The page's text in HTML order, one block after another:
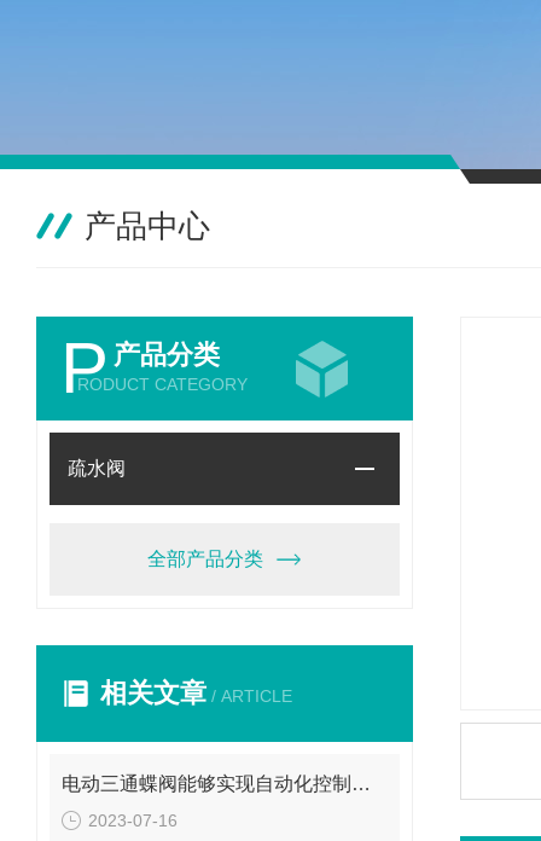
产品中心
P 产品分类
RODUCT CATEGORY
疏水阀
全部产品分类
相关文章 / ARTICLE
电动三通蝶阀能够实现自动化控制和远程操作
2023-07-16